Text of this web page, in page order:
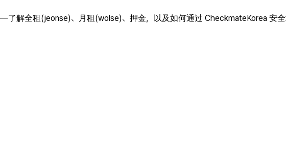
解全租(jeonse)、月租(wolse)、押金，以及如何通过 CheckmateKorea 安全